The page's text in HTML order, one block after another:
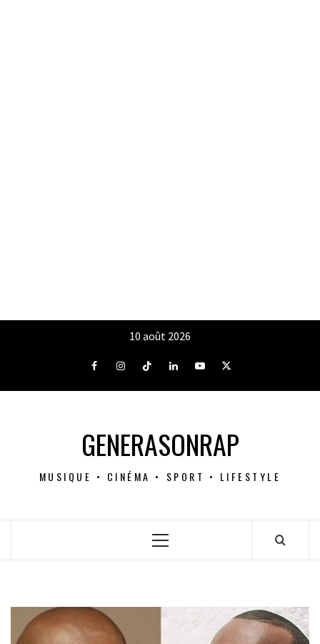
10 août 2026
FacebookInstagramTiktok LinkedInYoutube
X
GENERASONRAP
MUSIQUE • CINÉMA • SPORT • LIFESTYLE
Menu